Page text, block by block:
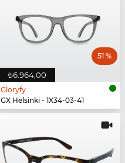
₺6.964,00
51 %
Gloryfy
GX Helsinki - 1X34-03-41